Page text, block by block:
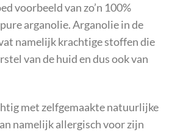
voorbeeld van zo’n 100%
arganolie. Arganolie in de
namelijk krachtige stoffen die
van de huid en dus ook van
met zelfgemaakte natuurlijke
namelijk allergisch voor zijn